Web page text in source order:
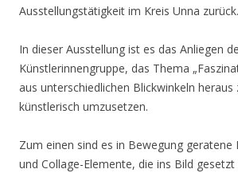
Ausstellungstätigkeit im Kreis Unna zurück.
In dieser Ausstellung ist es das Anliegen
Künstlerinnengruppe, das Thema
aus unterschiedlichen Blickwinkeln
künstlerisch umzusetzen.
Zum einen sind es in Bewegung geratene
und Collage-Elemente, die ins Bild